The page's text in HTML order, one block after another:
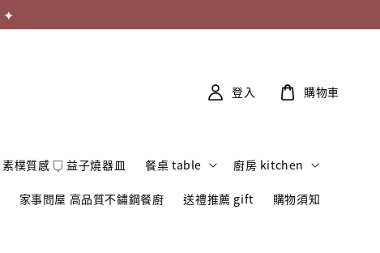
✦
素樸質感 𓂒 益子燒器皿 餐桌 table 廚房 kitchen
家事問屋 高品質不鏽鋼餐廚 送禮推薦 gift 購物須知
登入 購物車